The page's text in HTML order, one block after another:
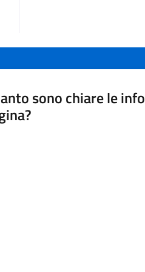
sono chiare le